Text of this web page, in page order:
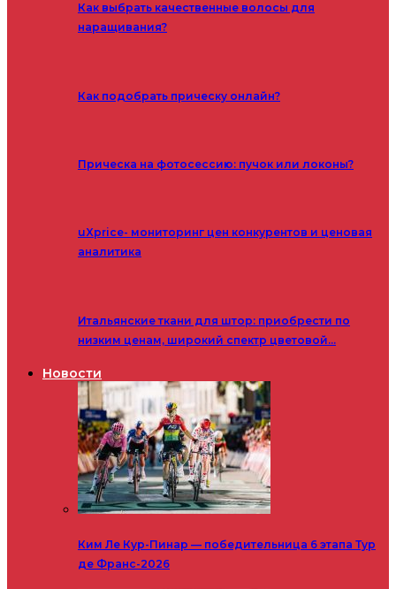
Как выбрать качественные волосы для
наращивания?
Как подобрать прическу онлайн?
Прическа на фотосессию: пучок или локоны?
uXprice- мониторинг цен конкурентов и ценовая
аналитика
Итальянские ткани для штор: приобрести по
низким ценам, широкий спектр цветовой…
Новости
Ким Ле Кур-Пинар — победительница 6 этапа Тур
де Франс-2026